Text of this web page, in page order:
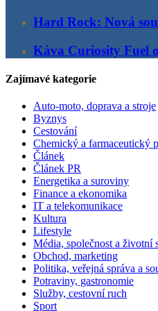
Hard Rock: Nová
Káva Curiosity Fuel
Zajímavé kategorie
Auto-moto, doprava a stroje
Byznys
Cestování
Chemický a farmaceutický
Článek
Článek PR
Energetika a suroviny
Finance a ekonomika
IT a telekomunikace
Kultura
Lifestyle
Média, společnost a životní
Obchod, marketing
Politika, veřejná správa a
Potraviny, gastronomie
Služby, cestovní ruch
Sport